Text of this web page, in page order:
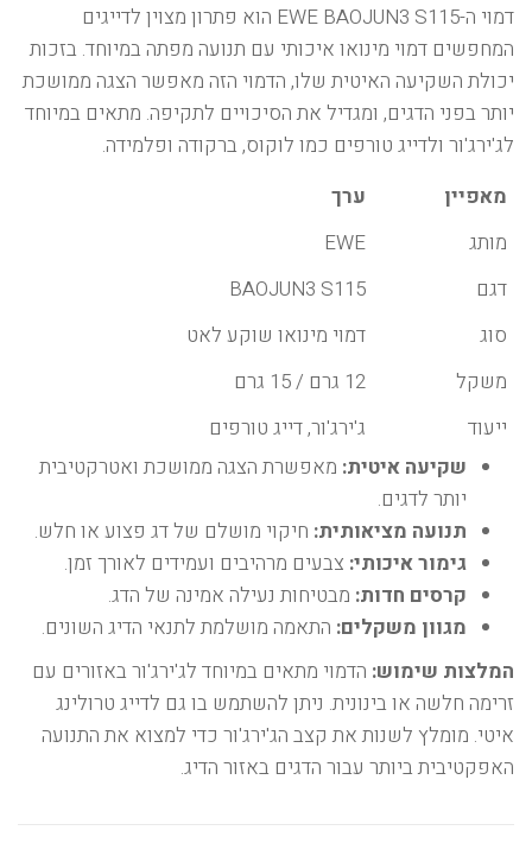
דמוי ה-EWE BAOJUN3 S115 הוא פתרון מצוין לדייגים
המחפשים דמוי מינואו איכותי עם תנועה מפתה במיוחד. בזכות
יכולת השקיעה האיטית שלו, הדמוי הזה מאפשר הצגה ממושכת
יותר בפני הדגים, ומגדיל את הסיכויים לתקיפה. מתאים במיוחד
לג'ירג'ור ולדייג טורפים כמו לוקוס, ברקודה ופלמידה.
מאפיין
ערך
מותג
EWE
דגם
BAOJUN3 S115
סוג
דמוי מינואו שוקע לאט
משקל
12 גרם / 15 גרם
ייעוד
ג'ירג'ור, דייג טורפים
שקיעה איטית: מאפשרת הצגה ממושכת ואטרקטיבית
יותר לדגים.
תנועה מציאותית: חיקוי מושלם של דג פצוע או חלש.
גימור איכותי: צבעים מרהיבים ועמידים לאורך זמן.
קרסים חדות: מבטיחות נעילה אמינה של הדג.
מגוון משקלים: התאמה מושלמת לתנאי הדיג השונים.
המלצות שימוש: הדמוי מתאים במיוחד לג'ירג'ור באזורים עם
זרימה חלשה או בינונית. ניתן להשתמש בו גם לדייג טרולינג
איטי. מומלץ לשנות את קצב הג'ירג'ור כדי למצוא את התנועה
האפקטיבית ביותר עבור הדגים באזור הדיג.